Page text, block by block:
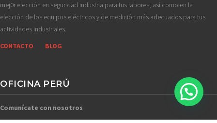
mej0r elección en seguridad industria para tus labores, así como en la
elección de los equipos eléctricos y de medición más adecuados para tus
actividades industriales.
CONTACTO
BLOG
OFICINA PERÚ
Comunícate con nosotros